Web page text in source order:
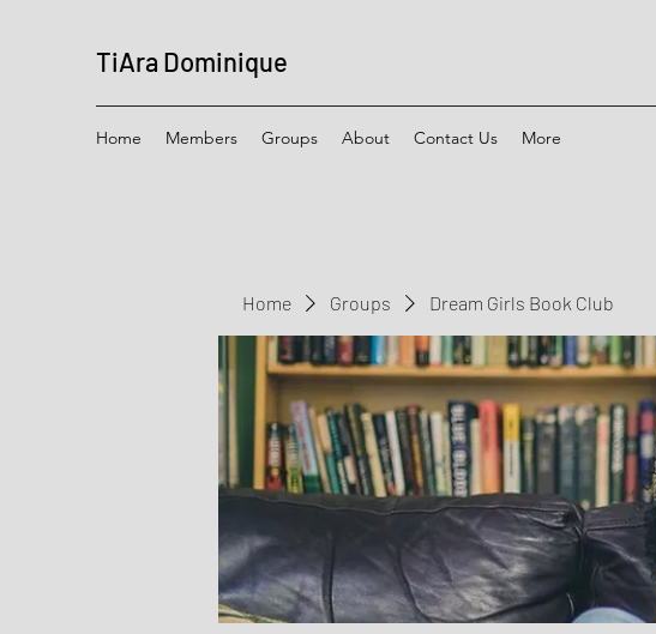
TiAra Dominique
Home Members Groups About Contact Us More
Home Groups Dream Girls Book Club